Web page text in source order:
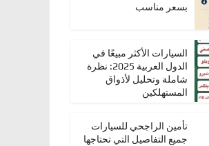
بسعر مناسب
السيارات الأكثر مبيعًا في
الدول العربية 2025: نظرة
شاملة وتحليل لأذواق
المستهلكين
تأمين الراجحي للسيارات
جميع التفاصيل التي تحتاجها